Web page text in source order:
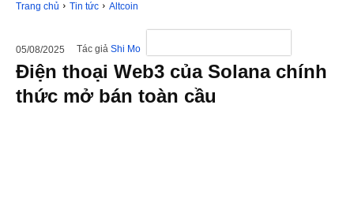
Trang chủ Tin tức Altcoin
05/08/2025 Tác giả Shi Mo
Điện thoại Web3 của Solana chính
thức mở bán toàn cầu